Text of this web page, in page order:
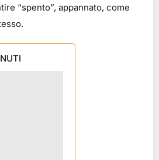
“spento”, appannato, come